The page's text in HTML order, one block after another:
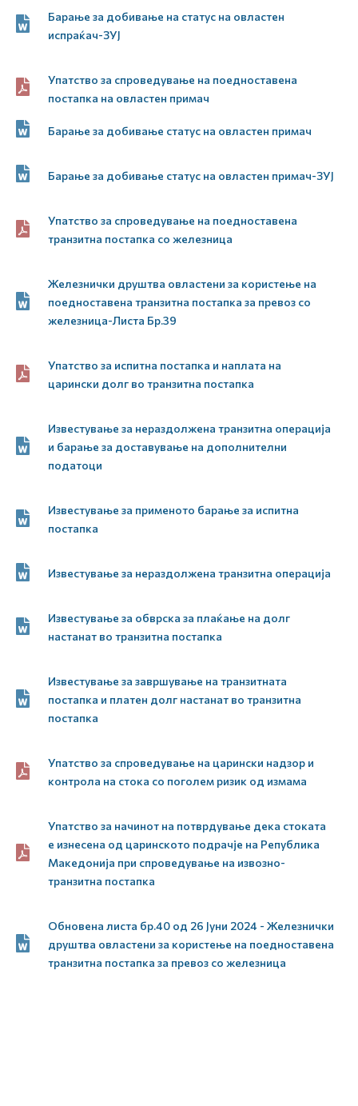
Барање за добивање на статус на овластен
испраќач-ЗУЈ
Упатство за спроведување на поедноставена
постапка на овластен примач
Барање за добивање статус на овластен примач
Барање за добивање статус на овластен примач-ЗУЈ
Упатство за спроведување на поедноставена
транзитна постапка со железница
Железнички друштва овластени за користење на
поедноставена транзитна постапка за превоз со
железница-Листа Бр.39
Упатство за испитна постапка и наплата на
царински долг во транзитна постапка
Известување за нераздолжена транзитна операција
и барање за доставување на дополнителни
податоци
Известување за применото барање за испитна
постапка
Известување за нераздолжена транзитна операција
Известување за обврска за плаќање на долг
настанат во транзитна постапка
Известување за завршување на транзитната
постапка и платен долг настанат во транзитна
постапка
Упатство за спроведување на царински надзор и
контрола на стока со поголем ризик од измама
Упатство за начинот на потврдување дека стоката
е изнесена од царинското подрачје на Република
Македонија при спроведување на извозно-
транзитна постапка
Обновена листа бр.40 од 26 Јуни 2024 - Железнички
друштва овластени за користење на поедноставена
транзитна постапка за превоз со железница